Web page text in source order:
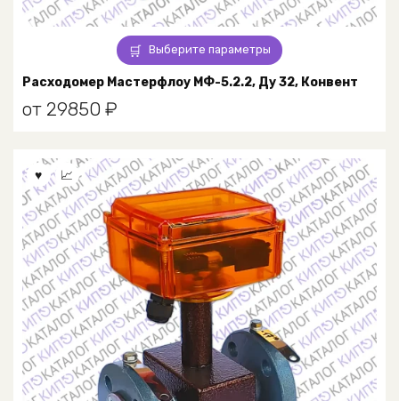
Выберите параметры
Этот
товар
имеет
можно
выбрать
на
странице
товара.
Расходомер Мастерфлоу МФ-5.2.2, Ду 32, Конвент
от 29850 ₽